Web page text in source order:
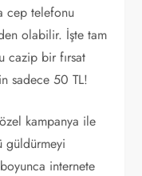
cep telefonu
olabilir. İşte tam
cazip bir fırsat
sadece 50 TL!
kampanya ile
güldürmeyi
internete